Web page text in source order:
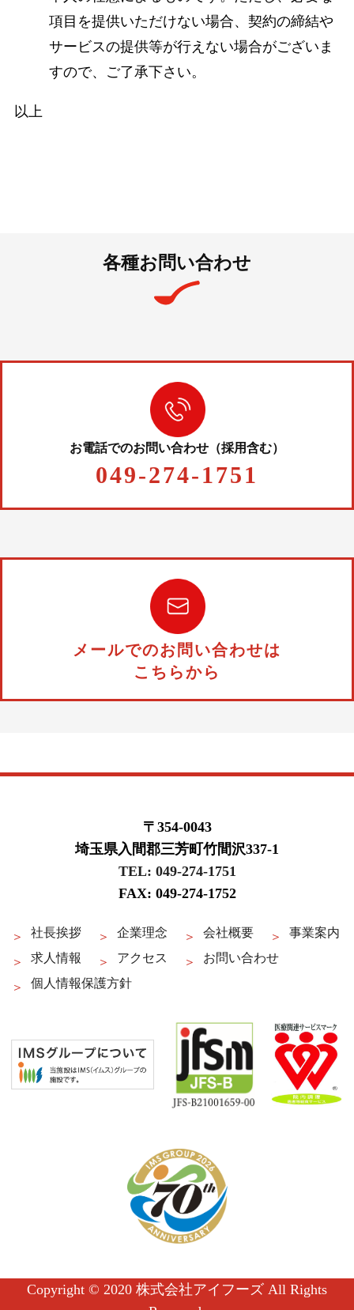
項目を提供いただけない場合、契約の締結や
サービスの提供等が行えない場合がございま
すので、ご了承下さい。
以上
各種お問い合わせ
お電話でのお問い合わせ（採用含む）
049-274-1751
メールでのお問い合わせは
こちらから
〒354-0043
埼玉県入間郡三芳町竹間沢337-1
TEL: 049-274-1751
FAX: 049-274-1752
社長挨拶 企業理念 会社概要
事業案内
求人情報
アクセス
お問い合わせ
個人情報保護方針
Copyright © 2020 株式会社アイフーズ All Rights